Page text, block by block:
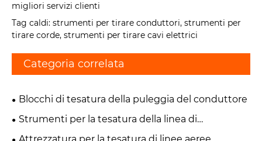
migliori servizi clienti
Tag caldi: strumenti per tirare conduttori, strumenti per
tirare corde, strumenti per tirare cavi elettrici
Categoria correlata
Blocchi di tesatura della puleggia del conduttore
Strumenti per la tesatura della linea di
trasmissione